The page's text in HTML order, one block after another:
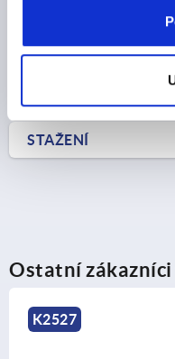
STAŽENÍ
Ostatní
K2527